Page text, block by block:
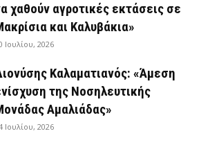
χαθούν αγροτικές εκτάσεις σε
και Καλυβάκια»
Ιουλίου, 2026
Καλαματιανός: «Άμεση
της Νοσηλευτικής
Αμαλιάδας»
Ιουλίου, 2026